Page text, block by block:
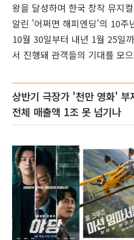
왕을 달성하며 한국 창작 뮤지
알린 '어쩌면 해피엔딩'의 10주
10월 30일부터 내년 1월 25일
서 진행돼 관객들의 기대를 모
상반기 극장가 '천만 영화'
전체 매출액 1조 못 넘기나